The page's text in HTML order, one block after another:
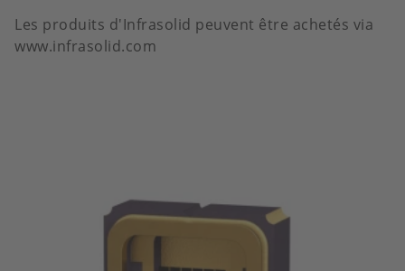
Les produits d'Infrasolid peuvent être achetés via
www.infrasolid.com